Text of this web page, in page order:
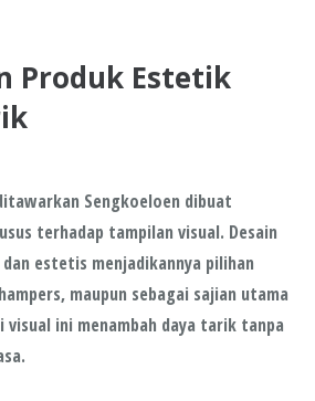
Produk Estetik
Sengkoeloen dibuat
terhadap tampilan visual. Desain
estetis menjadikannya pilihan
maupun sebagai sajian utama
visual ini menambah daya tarik tanpa